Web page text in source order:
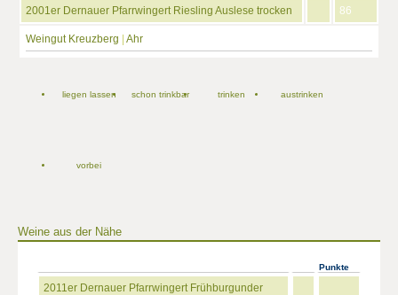
2001er Dernauer Pfarrwingert Riesling Auslese trocken 86
Weingut Kreuzberg Ahr
liegen lassen schon trinkbar trinken austrinken
vorbei
Weine aus der Nähe
Punkte
2011er Dernauer Pfarrwingert Frühburgunder